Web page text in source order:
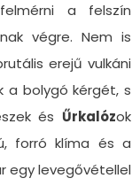
a felszín
végre. Nem is
erejű vulkáni
a bolygó kérgét, s
és Űrkalózok
forró klíma és a
egy levegővétellel